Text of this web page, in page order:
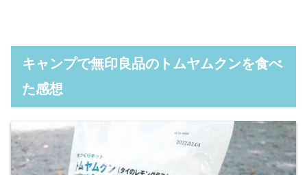
キャンプで無印良品のトムヤムクンを食べ
た感想